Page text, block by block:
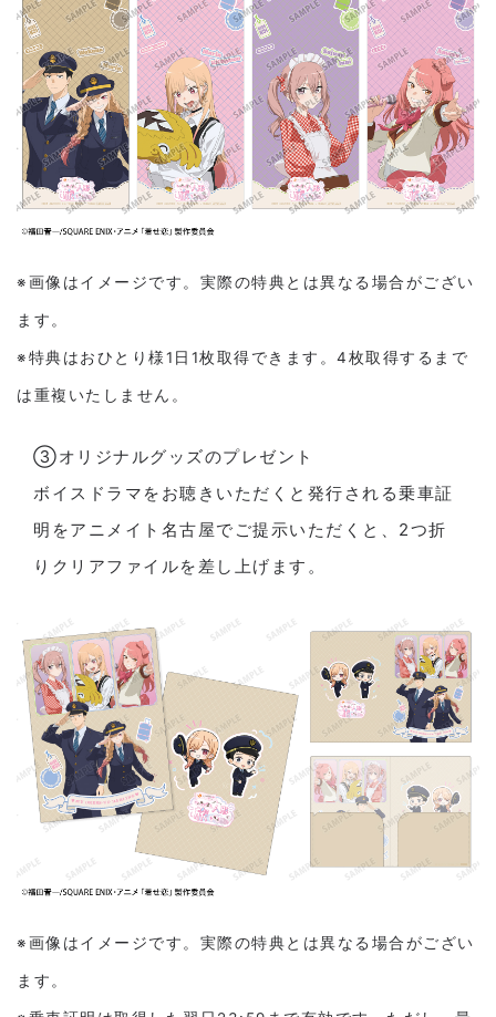
※画像はイメージです。実際の特典とは異なる場合がござい
ます。
※特典はおひとり様1日1枚取得できます。4枚取得するまで
は重複いたしません。
③オリジナルグッズのプレゼント
ボイスドラマをお聴きいただくと発行される乗車証
明をアニメイト名古屋でご提示いただくと、2つ折
りクリアファイルを差し上げます。
※画像はイメージです。実際の特典とは異なる場合がござい
ます。